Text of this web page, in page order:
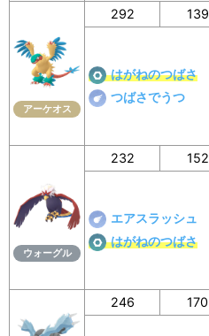
アーケオス
292 139
はがねのつばさ
つばさでうつ
ウォーグル
232 152
エアスラッシュ
はがねのつばさ
246 170